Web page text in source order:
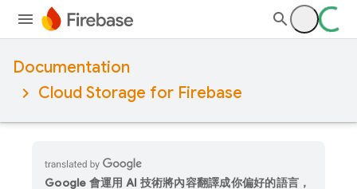
Documentation
Cloud Storage for Firebase
Google 會運用 AI 技術將內容翻譯成你偏好的語言，